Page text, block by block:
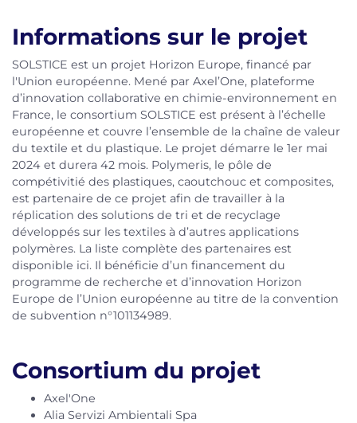
Informations sur le projet
SOLSTICE est un projet Horizon Europe, financé par
l'Union européenne. Mené par Axel’One, plateforme
d’innovation collaborative en chimie-environnement en
France, le consortium SOLSTICE est présent à l’échelle
européenne et couvre l’ensemble de la chaîne de valeur
du textile et du plastique. Le projet démarre le 1er mai
2024 et durera 42 mois. Polymeris, le pôle de
compétivitié des plastiques, caoutchouc et composites,
est partenaire de ce projet afin de travailler à la
réplication des solutions de tri et de recyclage
développés sur les textiles à d’autres applications
polymères. La liste complète des partenaires est
disponible ici. Il bénéficie d’un financement du
programme de recherche et d’innovation Horizon
Europe de l’Union européenne au titre de la convention
de subvention n°101134989.
Consortium du projet
Axel'One
Alia Servizi Ambientali Spa